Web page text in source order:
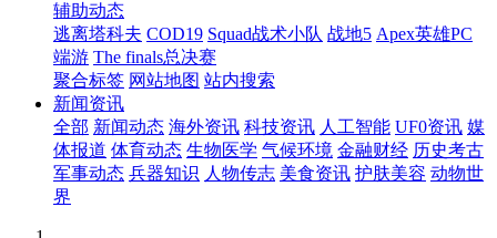
辅助动态
逃离塔科夫 COD19 Squad战术小队 战地5 Apex英雄PC
端游 The finals总决赛
聚合标签 网站地图 站内搜索
新闻资讯
全部 新闻动态 海外资讯 科技资讯 人工智能 UF0资讯 媒
体报道 体育动态 生物医学 气候环境 金融财经 历史考古
军事动态 兵器知识 人物传志 美食资讯 护肤美容 动物世
界